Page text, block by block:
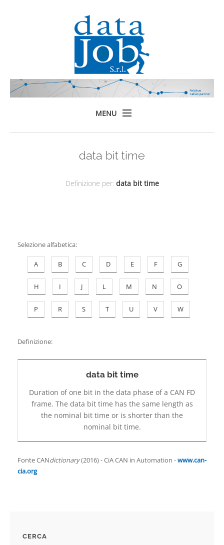
MENU
data bit time
Definizione per: data bit time
Selezione alfabetica:
A B C D E F G
H I J L M N O
P R S T U V W
Definizione:
data bit time
Duration of one bit in the data phase of a CAN FD
frame. The data bit time has the same length as
the nominal bit time or is shorter than the
nominal bit time.
Fonte CANdictionary(2016) - CiA CAN in Automation -www.can-
cia.org
CERCA